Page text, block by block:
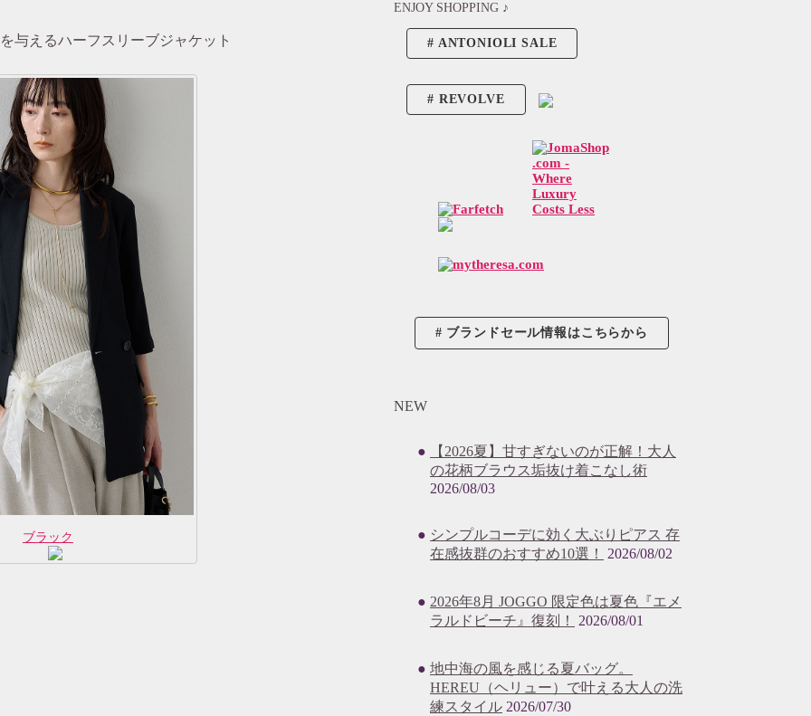
与えるハーフスリーブジャケット
ブラック
ENJOY SHOPPING ♪
ANTONIOLI SALE
REVOLVE
ブランドセール情報はこちらから
NEW
【2026夏】甘すぎないのが正解！大人
の花柄ブラウス垢抜け着こなし術
2026/08/03
シンプルコーデに効く大ぶりピアス 存
在感抜群のおすすめ10選！
2026/08/02
2026年8月 JOGGO 限定色は夏色『エメ
ラルドビーチ』復刻！
2026/08/01
地中海の風を感じる夏バッグ。
HEREU（ヘリュー）で叶える大人の洗
練スタイル 2026/07/30